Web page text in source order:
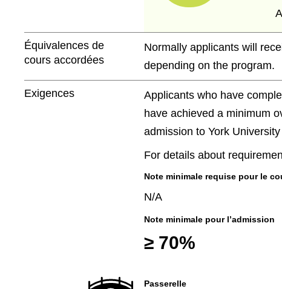
Équivalences de
cours accordées
Normally applicants will
depending on the program.
Exigences
Applicants who have
have achieved a minimum
admission to York
For details about
Note minimale requise pour le
N/A
Note minimale pour l’admission
≥ 70%
Passerelle